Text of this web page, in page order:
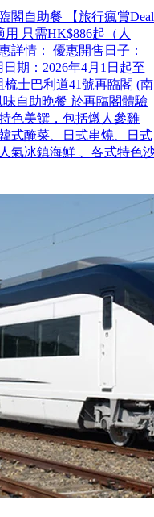
閣自助餐 【旅行瘋賞Deal
只需HK$886起（人
詳情： 優惠開售日子：
期：2026年4月1日起至
梳士巴利道41號再臨閣 (南
自助晚餐 於再臨閣體驗
色美饌，包括燉人參雞
式醃菜、日式串燒、日式
氣冰鎮海鮮 、各式特色